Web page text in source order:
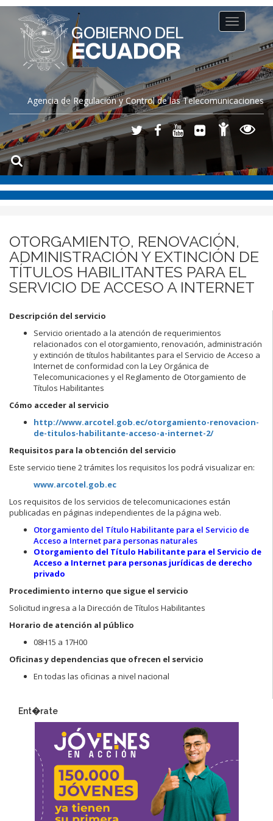
Agencia de Regulación y Control de las Telecomunicaciones
Toggle
navigation
OTORGAMIENTO, RENOVACIÓN,
ADMINISTRACIÓN Y EXTINCIÓN DE
TÍTULOS HABILITANTES PARA EL
SERVICIO DE ACCESO A INTERNET
Descripción del servicio
Servicio orientado a la atención de requerimientos
relacionados con el otorgamiento, renovación, administración
y extinción de títulos habilitantes para el Servicio de Acceso a
Internet de conformidad con la Ley Orgánica de
Telecomunicaciones y el Reglamento de Otorgamiento de
Títulos Habilitantes
Cómo acceder al servicio
http://www.arcotel.gob.ec/otorgamiento-renovacion-
de-titulos-habilitante-acceso-a-internet-2/
Requisitos para la obtención del servicio
Este servicio tiene 2 trámites los requisitos los podrá visualizar en:
www.arcotel.gob.ec
Los requisitos de los servicios de telecomunicaciones están
publicadas en páginas independientes de la página web.
Otorgamiento del Título Habilitante para el Servicio de
Acceso a Internet para personas naturales
Otorgamiento del Título Habilitante para el Servicio de
Acceso a Internet para personas jurídicas de derecho
privado
Procedimiento interno que sigue el servicio
Solicitud ingresa a la Dirección de Títulos Habilitantes
Horario de atención al público
08H15 a 17H00
Oficinas y dependencias que ofrecen el servicio
En todas las oficinas a nivel nacional
Ent�rate